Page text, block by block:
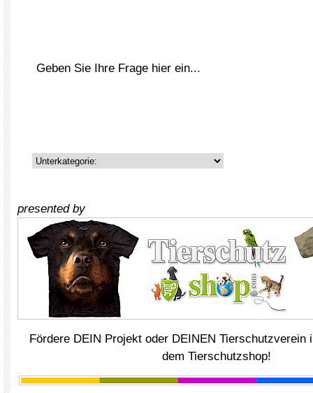
presented by
Fördere DEIN Projekt oder DEINEN Tierschutzverein
dem Tierschutzshop!